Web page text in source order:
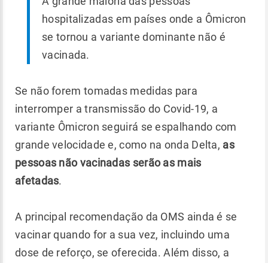
hospitalizadas em países onde a Ômicron
se tornou a variante dominante não é
vacinada.
Se não forem tomadas medidas para
interromper a transmissão do Covid-19, a
variante Ômicron seguirá se espalhando com
grande velocidade e, como na onda Delta, as
pessoas não vacinadas serão as mais
afetadas.
A principal recomendação da OMS ainda é se
vacinar quando for a sua vez, incluindo uma
dose de reforço, se oferecida. Além disso, a